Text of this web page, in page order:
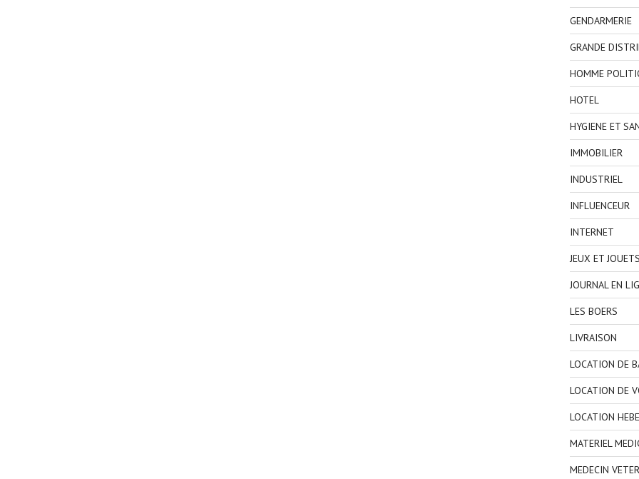
GENDARMERIE
GRANDE
HOMME
HOTEL
HYGIENE ET
IMMOBILIER
INDUSTRIEL
INFLUENCEUR
INTERNET
JEUX ET JOUETS
JOURNAL EN
LES BOERS
LIVRAISON
LOCATION DE
LOCATION DE
LOCATION
MATERIEL
MEDECIN